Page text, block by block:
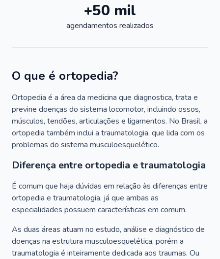
+50 mil
agendamentos realizados
O que é ortopedia?
Ortopedia é a área da medicina que diagnostica, trata e
previne doenças do sistema locomotor, incluindo ossos,
músculos, tendões, articulações e ligamentos. No Brasil, a
ortopedia também inclui a traumatologia, que lida com os
problemas do sistema musculoesquelético.
Diferença entre ortopedia e traumatologia
É comum que haja dúvidas em relação às diferenças entre
ortopedia e traumatologia, já que ambas as
especialidades possuem características em comum.
As duas áreas atuam no estudo, análise e diagnóstico de
doenças na estrutura musculoesquelética, porém a
traumatologia é inteiramente dedicada aos traumas. Ou